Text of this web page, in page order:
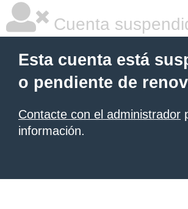
Cuenta
Esta cuenta está
o pendiente de
Contacte con el administrador
información.